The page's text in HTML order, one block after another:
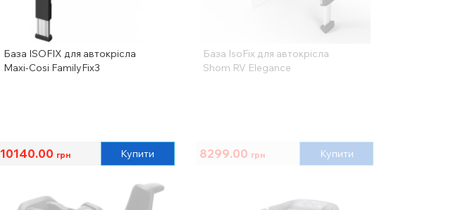
База ISOFIX для автокрісла
Maxi-Cosi FamilyFix3
10140.00 грн Купити
База IsoFix для автокрісла
Shom RV Elegance
8299.00 грн Купити